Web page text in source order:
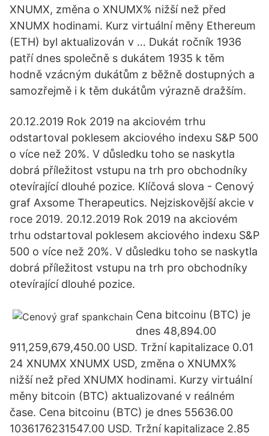
XNUMX, změna o XNUMX% nižší než před
XNUMX hodinami. Kurz virtuální měny Ethereum
(ETH) byl aktualizován v … Dukát ročník 1936
patří dnes společně s dukátem 1935 k těm
hodně vzácným dukátům z běžně dostupných a
samozřejmě i k těm dukátům výrazně dražším.
20.12.2019 Rok 2019 na akciovém trhu
odstartoval poklesem akciového indexu S&P 500
o více než 20%. V důsledku toho se naskytla
dobrá příležitost vstupu na trh pro obchodníky
otevírající dlouhé pozice. Klíčová slova - Cenový
graf Axsome Therapeutics. Nejziskovější akcie v
roce 2019. 20.12.2019 Rok 2019 na akciovém
trhu odstartoval poklesem akciového indexu S&P
500 o více než 20%. V důsledku toho se naskytla
dobrá příležitost vstupu na trh pro obchodníky
otevírající dlouhé pozice.
Cena bitcoinu (BTC) je
dnes 48,894.00
911,259,679,450.00 USD. Tržní kapitalizace 0.01
24 XNUMX XNUMX USD, změna o XNUMX%
nižší než před XNUMX hodinami. Kurzy virtuální
měny bitcoin (BTC) aktualizované v reálném
čase. Cena bitcoinu (BTC) je dnes 55636.00
1036176231547.00 USD. Tržní kapitalizace 2.85